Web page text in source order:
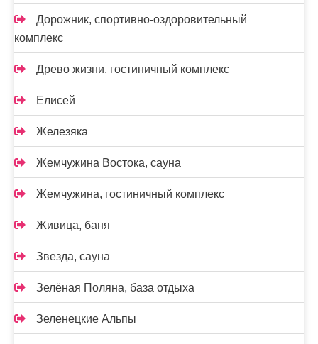
Дорожник, спортивно-оздоровительный
комплекс
Древо жизни, гостиничный комплекс
Елисей
Железяка
Жемчужина Востока, сауна
Жемчужина, гостиничный комплекс
Живица, баня
Звезда, сауна
Зелёная Поляна, база отдыха
Зеленецкие Альпы